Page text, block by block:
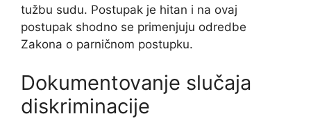
tužbu sudu. Postupak je hitan i na ovaj
postupak shodno se primenjuju odredbe
Zakona o parničnom postupku.
Dokumentovanje slučaja
diskriminacije